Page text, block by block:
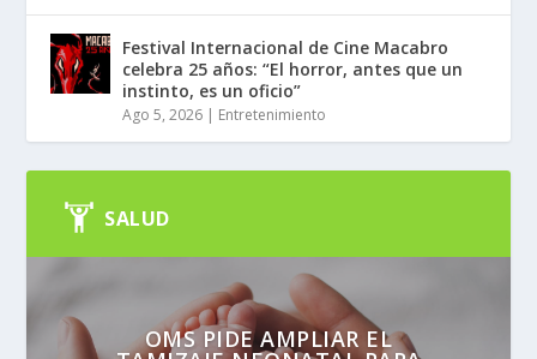
Festival Internacional de Cine Macabro
celebra 25 años: “El horror, antes que un
instinto, es un oficio”
Ago 5, 2026 | Entretenimiento
SALUD
OMS PIDE AMPLIAR EL